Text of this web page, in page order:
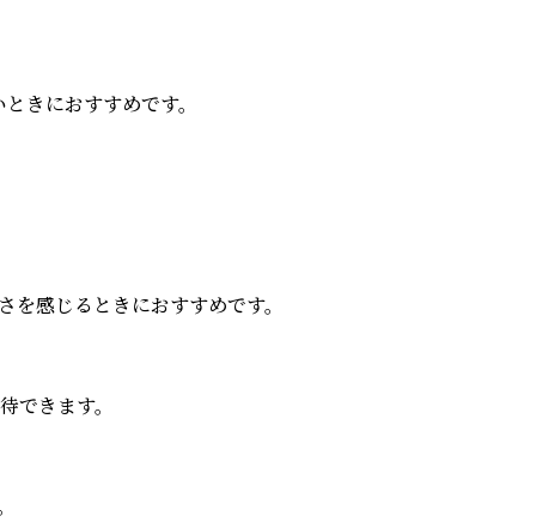
きにおすすめです。
感じるときにおすすめです。
できます。